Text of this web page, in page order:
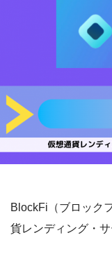
BlockFi（ブロック
貨レンディング・サ